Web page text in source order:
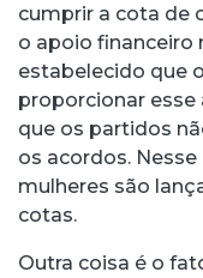
cumprir a cota de
o apoio financeiro
estabelecido que
proporcionar
que os partidos
os acordos.
mulheres são
cotas.
Outra coisa é o